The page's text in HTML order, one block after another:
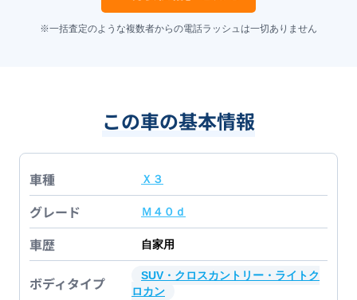
※一括査定のような複数者からの電話ラッシュは一切ありません
この車の基本情報
車種 Ｘ３
グレード Ｍ４０ｄ
車歴 自家用
ボディタイプ
SUV・クロスカントリー・ライトク
ロカン